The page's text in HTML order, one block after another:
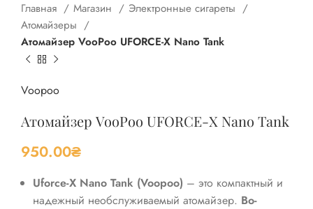
Главная Магазин
Электронные сигареты
Атомайзеры
Атомайзер VooPoo UFORCE-X Nano Tank
Voopoo
Атомайзер VooPoo UFORCE-X Nano Tank
950.00₴
Uforce-X Nano Tank (Voopoo) – это компактный и
надежный необслуживаемый атомайзер. Во-